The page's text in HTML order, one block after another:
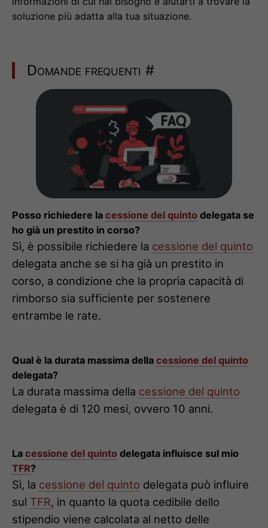
soluzione più adatta alla tua situazione.
Domande frequenti #
Posso richiedere la cessione del quinto delegata se
ho già un prestito in corso?
Sì, è possibile richiedere la cessione del quinto
delegata anche se si ha già un prestito in
corso, a condizione che la propria capacità di
rimborso sia sufficiente per sostenere
entrambe le rate.
Qual è la durata massima della cessione del quinto
delegata?
La durata massima della cessione del quinto
delegata è di 120 mesi, ovvero 10 anni.
La cessione del quinto delegata influisce sul mio
TFR?
Sì, la cessione del quinto delegata può influire
sul TFR, in quanto la quota cedibile dello
stipendio viene calcolata al netto delle